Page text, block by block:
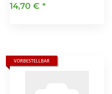
14,70 € *
VORBESTELLBAR